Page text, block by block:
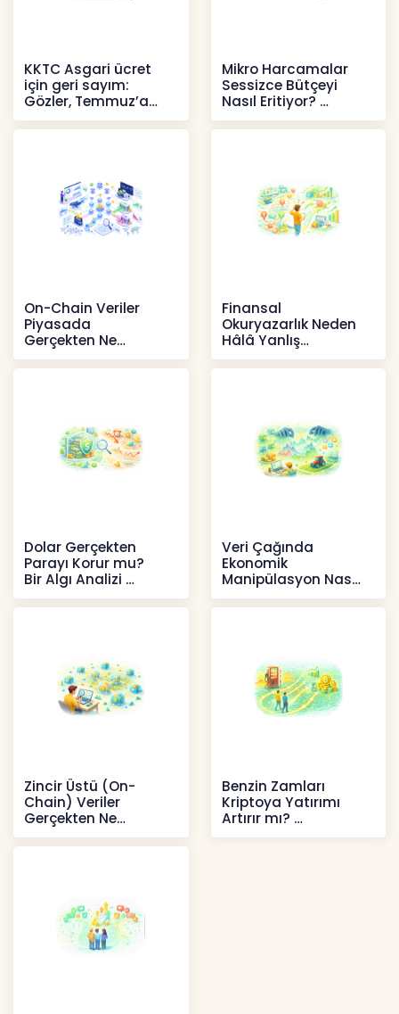
KKTC Asgari ücret
için geri sayım:
Gözler, Temmuz’a
yansıması beklenen
artışta
Mikro Harcamalar
Sessizce Bütçeyi
Nasıl Eritiyor?
İçerikler
On-Chain Veriler
Piyasada
Gerçekten Ne
Anlatır?
Kripto
Finansal
Okuryazarlık Neden
Hâlâ Yanlış
Anlaşılıyor?
İçerikler
Dolar Gerçekten
Parayı Korur mu?
Bir Algı Analizi
İçerikler
Veri Çağında
Ekonomik
Manipülasyon Nasıl
Şekil Değiştirdi?
İçerikler
Zincir Üstü (On-
Chain) Veriler
Gerçekten Ne
Anlatır?
Kripto
Benzin Zamları
Kriptoya Yatırımı
Artırır mı?
Kripto